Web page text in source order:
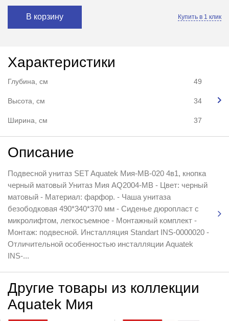
В корзину Купить в 1 клик
Характеристики
Глубина, см 49
Высота, см 34
Ширина, см 37
Описание
Подвесной унитаз SET Aquatek Мия-MB-020 4в1, кнопка
черный матовый Унитаз Мия AQ2004-MB - Цвет: черный
матовый - Материал: фарфор. - Чаша унитаза
безободковая 490*340*370 мм - Сиденье дюропласт с
микролифтом, легкосъемное - Монтажный комплект -
Монтаж: подвесной. Инсталляция Standart INS-0000020 -
Отличительной особенностью инсталляции Aquatek
INS-...
Другие товары из коллекции
Aquatek Мия